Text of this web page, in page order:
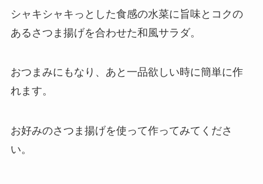
シャキシャキっとした食感の水菜に旨味とコクの
あるさつま揚げを合わせた和風サラダ。
おつまみにもなり、あと一品欲しい時に簡単に作
れます。
お好みのさつま揚げを使って作ってみてくださ
い。